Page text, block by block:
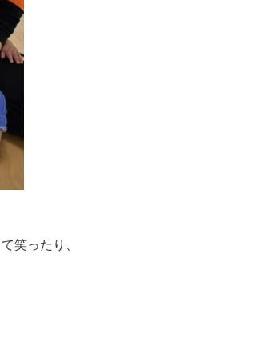
笑ったり、